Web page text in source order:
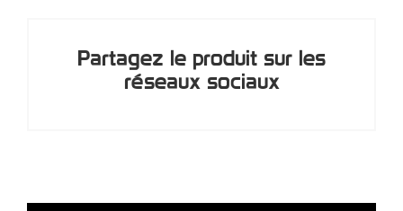
Partagez le produit sur les
réseaux sociaux